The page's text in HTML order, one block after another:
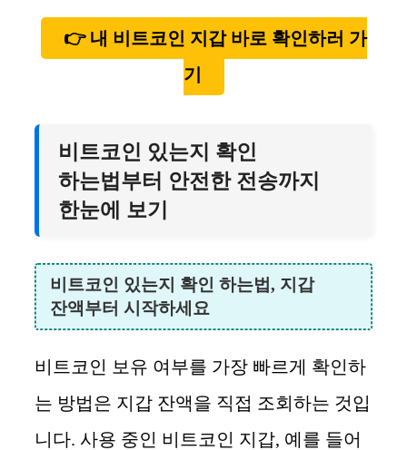
👉 내 비트코인 지갑 바로 확인하러 가
기
비트코인 있는지 확인
하는법부터 안전한 전송까지
한눈에 보기
비트코인 있는지 확인 하는법, 지갑
잔액부터 시작하세요
비트코인 보유 여부를 가장 빠르게 확인하
는 방법은 지갑 잔액을 직접 조회하는 것입
니다. 사용 중인 비트코인 지갑, 예를 들어